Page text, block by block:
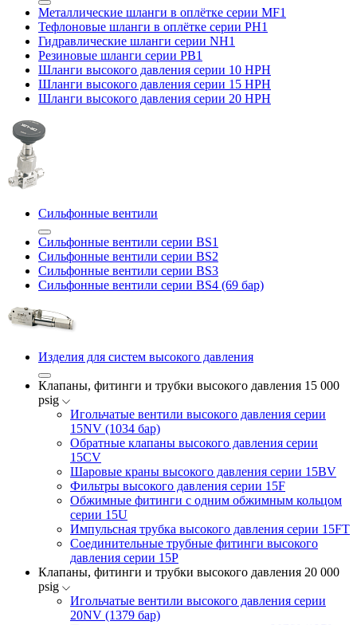
Металлические шланги в оплётке серии MF1
Тефлоновые шланги в оплётке серии PH1
Гидравлические шланги серии NH1
Резиновые шланги серии PB1
Шланги высокого давления серии 10 HPH
Шланги высокого давления серии 15 HPH
Шланги высокого давления серии 20 HPH
Сильфонные вентили
Сильфонные вентили серии BS1
Сильфонные вентили серии BS2
Сильфонные вентили серии BS3
Сильфонные вентили серии BS4 (69 бар)
Изделия для систем высокого давления
Клапаны, фитинги и трубки высокого давления 15 000
psig
Игольчатые вентили высокого давления серии
15NV (1034 бар)
Обратные клапаны высокого давления серии
15CV
Шаровые краны высокого давления серии 15BV
Фильтры высокого давления серии 15F
Обжимные фитинги с одним обжимным кольцом
серии 15U
Импульсная трубка высокого давления серии 15FT
Соединительные трубные фитинги высокого
давления серии 15P
Клапаны, фитинги и трубки высокого давления 20 000
psig
Игольчатые вентили высокого давления серии
20NV (1379 бар)